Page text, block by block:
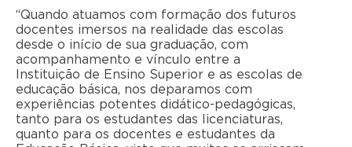
“Quando atuamos com formação dos futuros
docentes imersos na realidade das escolas
desde o início de sua graduação, com
acompanhamento e vínculo entre a
Instituição de Ensino Superior e as escolas de
educação básica, nos deparamos com
experiências potentes didático-pedagógicas,
tanto para os estudantes das licenciaturas,
quanto para os docentes e estudantes da